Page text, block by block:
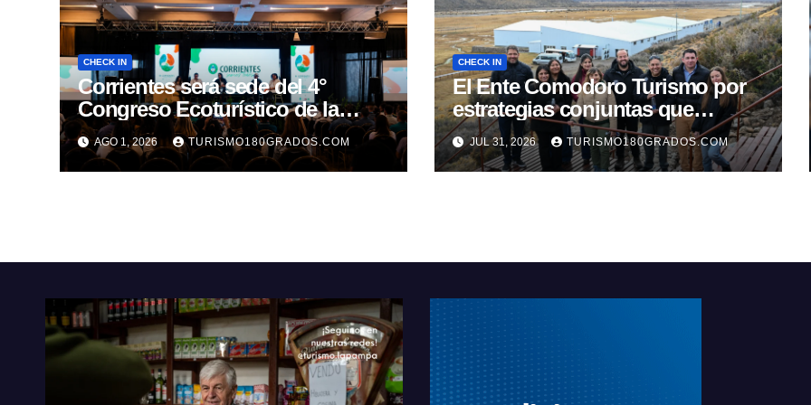
CHECK IN
Corrientes será sede del 4°
Congreso Ecoturístico de la
Región Litoral
AGO 1, 2026 TURISMO180GRADOS.COM
CHECK IN
El Ente Comodoro Turismo por
estrategias conjuntas que
fortalezcan la actividad en la
región
JUL 31, 2026 TURISMO180GRADOS.COM